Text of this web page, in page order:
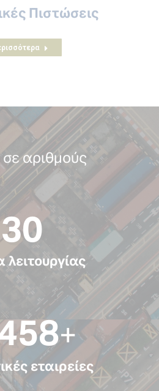
Πιστώσεις
σε αριθμούς
34
λειτουργίας
+
εταιρείες